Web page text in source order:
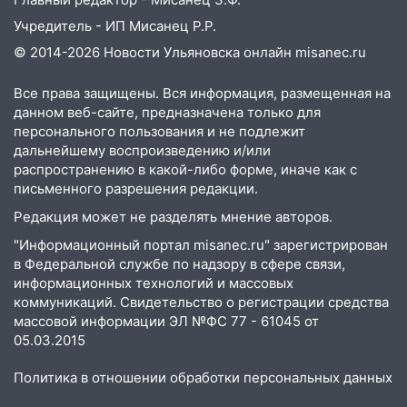
транспорту: в Ульяновске трамвай
сошёл с рельсов
13:22 Упавшие деревья перекрыли
13:17 Непогода в Ульяновске не
закончится сегодня: сильные ливни
сохранятся 9 августа
13:15 Трижды «брал в долг» без спроса:
житель Вешкаймского района похитил у
знакомого 191 тысячу рублей
13:14 Ураган оторвал светофор на
проспекте Филатова в Ульяновске
13:12
Дерево пробило крышу дома на
Новгородской в Ульяновске и рухнуло
13:10
В Заволжском районе дерево
Учредитель - ИП Мисанец Р.Р.
© 2014-2026 Новости Ульяновска онлайн misanec.ru
Все права защищены. Вся информация, размещенная на
данном веб-сайте, предназначена только для
персонального пользования и не подлежит
дальнейшему воспроизведению и/или
распространению в какой-либо форме, иначе как с
письменного разрешения редакции.
Редакция может не разделять мнение авторов.
"Информационный портал misanec.ru" зарегистрирован
в Федеральной службе по надзору в сфере связи,
информационных технологий и массовых
коммуникаций. Свидетельство о регистрации средства
массовой информации ЭЛ №ФС 77 - 61045 от
05.03.2015
Политика в отношении обработки персональных данных